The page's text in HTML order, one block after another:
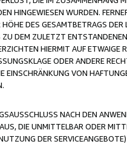
HINGEWIESEN WURDEN.
HÖHE DES GESAMTBETRAGS
DEM ZULETZT
HIERMIT AUF
ODER ANDERE
EINSCHRÄNKUNG VON
NACH DEN
DIE UNMITTELBAR ODER
DER